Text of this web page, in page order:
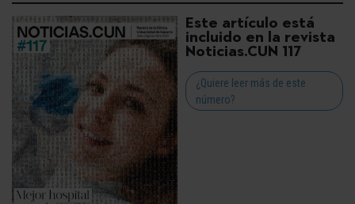
Este artículo está
incluido en la revista
Noticias.CUN 117
¿Quiere leer más de este
número?